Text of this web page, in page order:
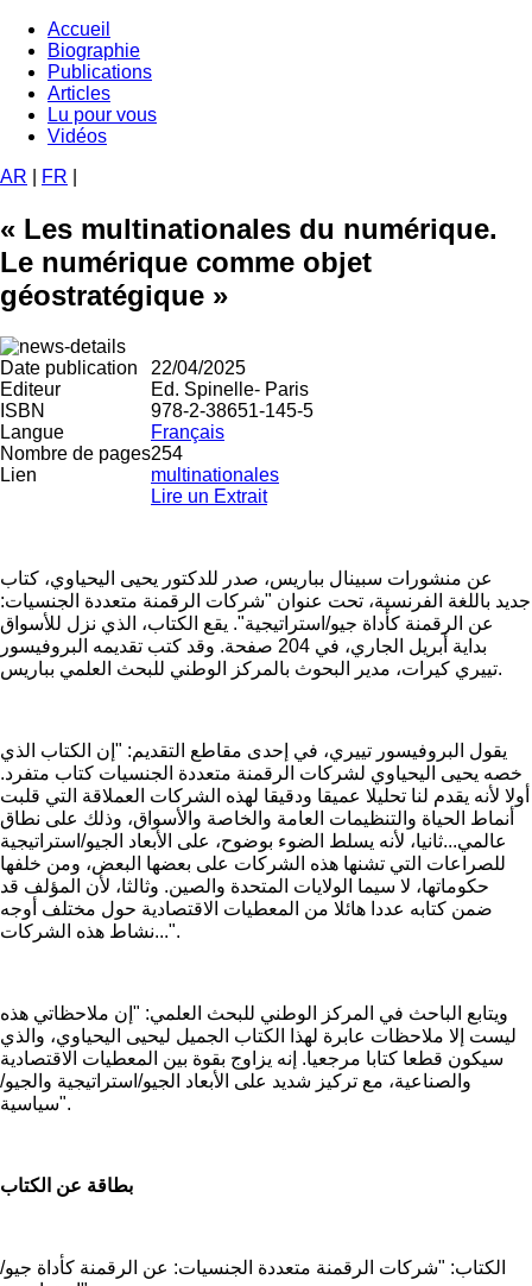
Aller
contenu
principal
Navigation
principale
Accueil
Biographie
Publications
Articles
Lu pour vous
Vidéos
AR
FR
« Les multinationales du numérique.
Le numérique comme objet
géostratégique »
Date publication
22/04/2025
Editeur
Ed. Spinelle- Paris
ISBN
978-2-38651-145-5
Langue
Français
Nombre de pages254
Lien
multinationales
Lire un Extrait
عن منشورات سبينال بباريس، صدر للدكتور يحيى اليحياوي، كتاب
جديد باللغة الفرنسية، تحت عنوان "شركات الرقمنة متعددة الجنسيات:
عن الرقمنة كأداة جيو/استراتيجية". يقع الكتاب، الذي نزل للأسواق
بداية أبريل الجاري، في 204 صفحة. وقد كتب تقديمه البروفيسور
تييري كيرات، مدير البحوث بالمركز الوطني للبحث العلمي بباريس.
يقول البروفيسور تييري، في إحدى مقاطع التقديم: "إن الكتاب الذي
خصه يحيى اليحياوي لشركات الرقمنة متعددة الجنسيات كتاب متفرد.
أولا لأنه يقدم لنا تحليلا عميقا ودقيقا لهذه الشركات العملاقة التي قلبت
أنماط الحياة والتنظيمات العامة والخاصة والأسواق، وذلك على نطاق
عالمي...ثانيا، لأنه يسلط الضوء بوضوح، على الأبعاد الجيو/استراتيجية
للصراعات التي تشنها هذه الشركات على بعضها البعض، ومن خلفها
حكوماتها، لا سيما الولايات المتحدة والصين. وثالثا، لأن المؤلف قد
ضمن كتابه عددا هائلا من المعطيات الاقتصادية حول مختلف أوجه
نشاط هذه الشركات...".
ويتابع الباحث في المركز الوطني للبحث العلمي: "إن ملاحظاتي هذه
ليست إلا ملاحظات عابرة لهذا الكتاب الجميل ليحيى اليحياوي، والذي
سيكون قطعا كتابا مرجعيا. إنه يزاوج بقوة بين المعطيات الاقتصادية
والصناعية، مع تركيز شديد على الأبعاد الجيو/استراتيجية والجيو/
سياسية".
بطاقة عن الكتاب
الكتاب: "شركات الرقمنة متعددة الجنسيات: عن الرقمنة كأداة جيو/